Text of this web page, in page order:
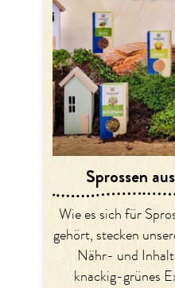
Sprossen
Wie es sich für
gehört, stecken
Nähr- und
knackig-grünes